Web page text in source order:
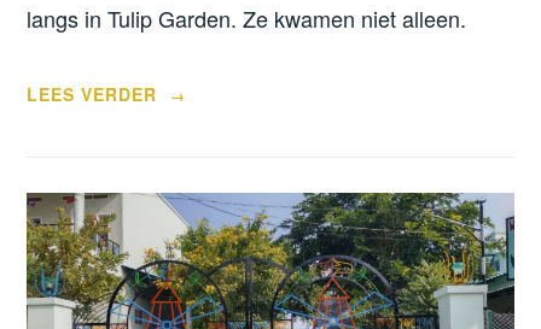
langs in Tulip Garden. Ze kwamen niet alleen.
LEES VERDER
“BEZOEK
ANNET,
LEO,
SANNE,
MAX,
→